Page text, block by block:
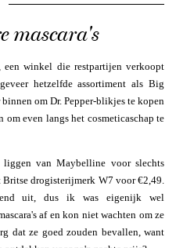
mascara's
winkel die restpartijen verkoopt
hetzelfde assortiment als Big
om Dr. Pepper-blikjes te kopen
even langs het cosmeticaschap te
van Maybelline voor slechts
drogisterijmerk W7 voor €2,49.
uit, dus ik was eigenijk wel
af en kon niet wachten om ze
dat ze goed zouden bevallen, want